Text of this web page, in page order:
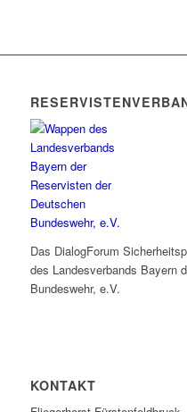
Das DialogForum
des Landesverbands Bayern
Bundeswehr, e.V.
KONTAKT